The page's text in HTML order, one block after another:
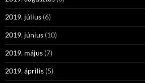
2019. július (6)
2019. június (10)
2019. május (7)
2019. április (5)